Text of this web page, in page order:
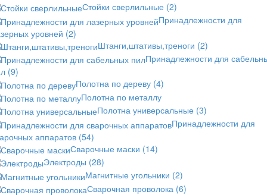
Стойки сверлильные (2)
Принадлежности для
уровней (2)
Штанги,штативы,треноги (2)
Принадлежности для
(9)
Полотна по дереву (4)
Полотна по металлу
Полотна универсальные (3)
Принадлежности для
аппаратов (54)
Сварочные маски (14)
Электроды (28)
Магнитные угольники (2)
Сварочная проволока (6)